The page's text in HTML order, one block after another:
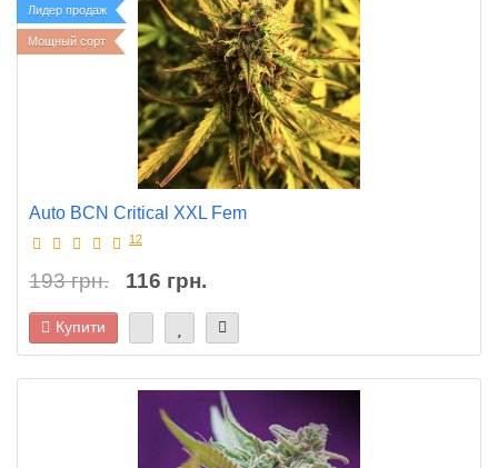
Лидер продаж
Мощный сорт
Auto BCN Critical XXL Fem
12
193 грн. 116 грн.
Купити